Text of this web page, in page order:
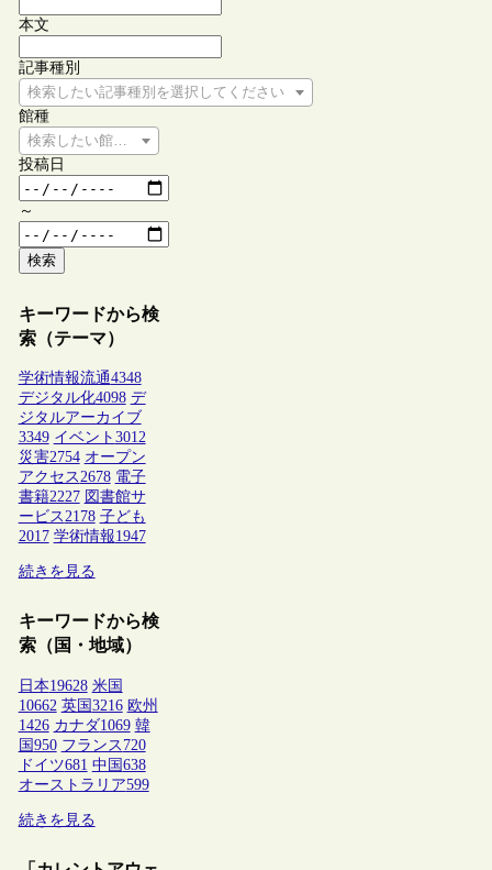
本文
記事種別
検索したい記事種別を選択してください
館種
検索したい館種を選択してください
投稿日
～
検索
キーワードから検
索（テーマ）
学術情報流通4348
デジタル化4098 デ
ジタルアーカイブ
3349 イベント 3012
災害2754 オープン
アクセス2678 電子
書籍2227 図書館サ
ービス2178 子ども
2017 学術情報1947
続きを見る
キーワードから検
索（国・地域）
日本19628 米国
10662 英国3216 欧州
1426 カナダ1069 韓
国950 フランス 720
ドイツ681 中国638
オーストラリア599
続きを見る